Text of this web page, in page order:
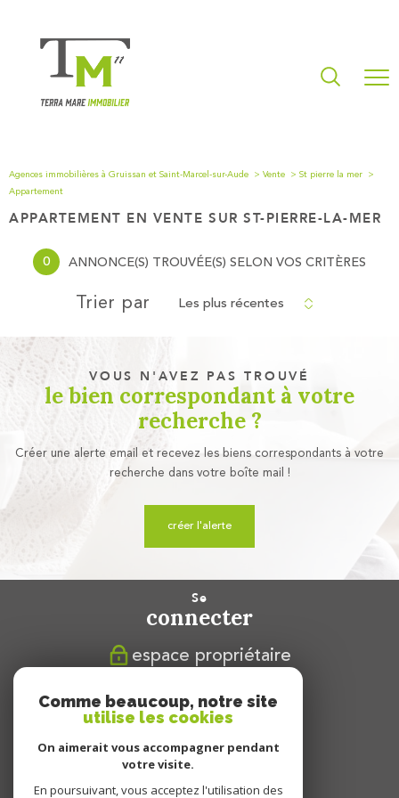
Agences immobilières à Gruissan et Saint-Marcel-sur-Aude Vente
St pierre la mer
Appartement
APPARTEMENT EN VENTE SUR ST-PIERRE-LA-MER
0 ANNONCE(S) TROUVÉE(S) SELON VOS CRITÈRES
Trier par Les plus récentes
VOUS N'AVEZ PAS TROUVÉ
le bien correspondant à votre
recherche ?
Créer une alerte email et recevez les biens correspondants à votre
recherche dans votre boîte mail !
créer l'alerte
se
connecter
espace propriétaire
nous
suivre
Comme beaucoup, notre site
utilise les cookies
On aimerait vous accompagner pendant
votre visite.
En poursuivant, vous acceptez l'utilisation des